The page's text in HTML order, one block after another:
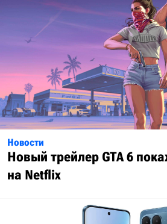
Новости
Новый трейлер GTA 6
на Netflix